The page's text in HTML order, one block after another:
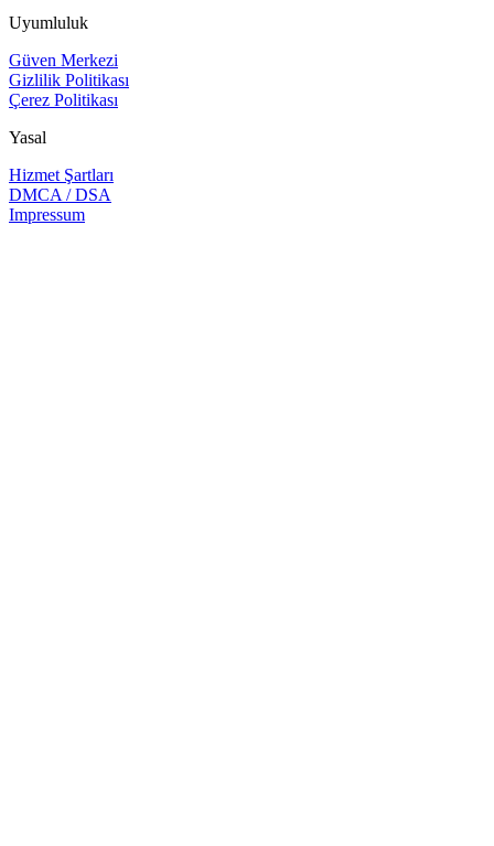
Uyumluluk
Güven Merkezi
Gizlilik Politikası
Çerez Politikası
Yasal
Hizmet Şartları
DMCA / DSA
Impressum